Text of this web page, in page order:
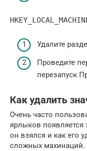
Удалите
Проведите
перезапуск
Как удалить
Очень часто
ярлыков появляется
он взялся и как его
сложных махинаций.